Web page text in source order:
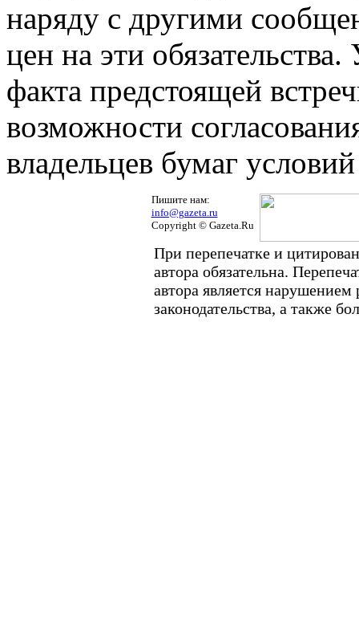
наряду с другими
цен на эти
факта предстоящей
возможности
владельцев бумаг
Пишите нам:
info@gazeta.ru
Copyright © Gazeta.Ru
При перепечатке и
автора обязательна.
автора является
законодательства, а также